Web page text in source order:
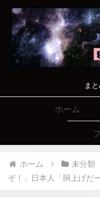
ま
ホーム
ホーム 未分類
ぞ！」日本人「胴上げだー